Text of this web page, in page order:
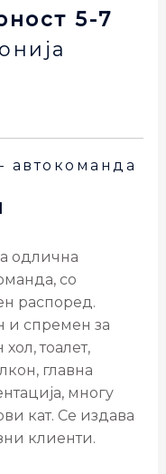
5-7
автокоманда
одлична
со
распоред.
и спремен за
тоалет,
главна
многу
кат. Се издава
клиенти.